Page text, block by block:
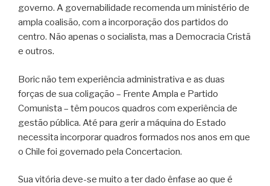
governo. A governabilidade recomenda um ministério de
ampla coalisão, com a incorporação dos partidos do
centro. Não apenas o socialista, mas a Democracia Cristã
e outros.
Boric não tem experiência administrativa e as duas
forças de sua coligação – Frente Ampla e Partido
Comunista – têm poucos quadros com experiência de
gestão pública. Até para gerir a máquina do Estado
necessita incorporar quadros formados nos anos em que
o Chile foi governado pela Concertacion.
Sua vitória deve-se muito a ter dado ênfase ao que é